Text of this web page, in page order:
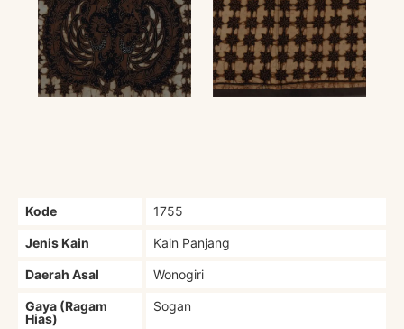
Kode 1755
Jenis Kain Kain Panjang
Daerah Asal Wonogiri
Gaya (Ragam
Hias)
Sogan